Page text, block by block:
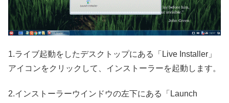
1.ライブ起動をしたデスクトップにある「Live Installer」
アイコンをクリックして、インストーラーを起動します。
2.インストーラーウインドウの左下にある「Launch